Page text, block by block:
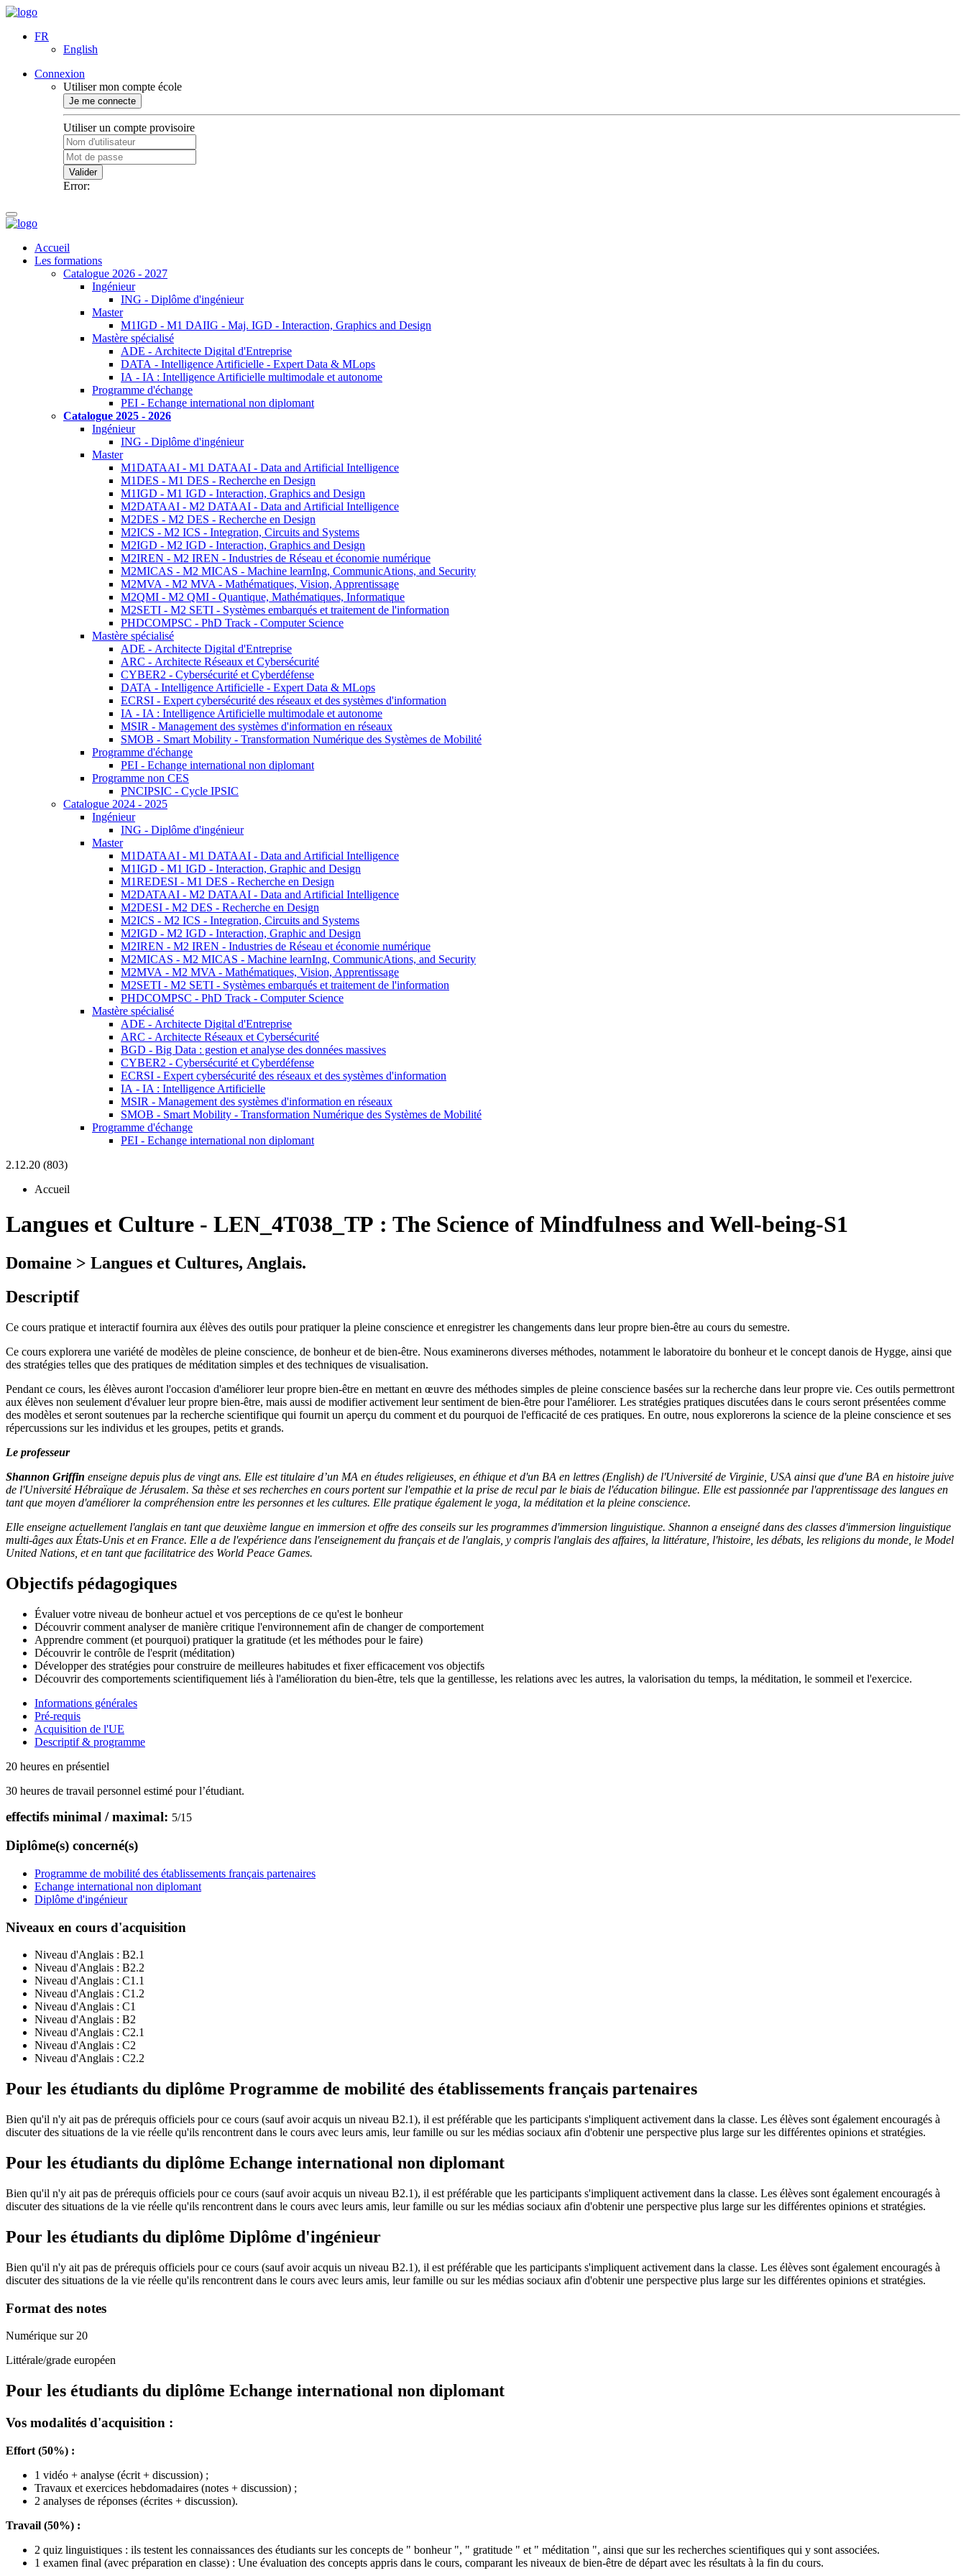
FR
English
Connexion
Utiliser mon compte école
Je me connecte
Utiliser un compte provisoire
Valider
Error:
Accueil
Les formations
Catalogue 2026 - 2027
Ingénieur
ING - Diplôme d'ingénieur
Master
M1IGD - M1 DAIIG - Maj. IGD - Interaction, Graphics and Design
Mastère spécialisé
ADE - Architecte Digital d'Entreprise
DATA - Intelligence Artificielle - Expert Data & MLops
IA - IA : Intelligence Artificielle multimodale et autonome
Programme d'échange
PEI - Echange international non diplomant
Catalogue 2025 - 2026
Ingénieur
ING - Diplôme d'ingénieur
Master
M1DATAAI - M1 DATAAI - Data and Artificial Intelligence
M1DES - M1 DES - Recherche en Design
M1IGD - M1 IGD - Interaction, Graphics and Design
M2DATAAI - M2 DATAAI - Data and Artificial Intelligence
M2DES - M2 DES - Recherche en Design
M2ICS - M2 ICS - Integration, Circuits and Systems
M2IGD - M2 IGD - Interaction, Graphics and Design
M2IREN - M2 IREN - Industries de Réseau et économie numérique
M2MICAS - M2 MICAS - Machine learnIng, CommunicAtions, and Security
M2MVA - M2 MVA - Mathématiques, Vision, Apprentissage
M2QMI - M2 QMI - Quantique, Mathématiques, Informatique
M2SETI - M2 SETI - Systèmes embarqués et traitement de l'information
PHDCOMPSC - PhD Track - Computer Science
Mastère spécialisé
ADE - Architecte Digital d'Entreprise
ARC - Architecte Réseaux et Cybersécurité
CYBER2 - Cybersécurité et Cyberdéfense
DATA - Intelligence Artificielle - Expert Data & MLops
ECRSI - Expert cybersécurité des réseaux et des systèmes d'information
IA - IA : Intelligence Artificielle multimodale et autonome
MSIR - Management des systèmes d'information en réseaux
SMOB - Smart Mobility - Transformation Numérique des Systèmes de Mobilité
Programme d'échange
PEI - Echange international non diplomant
Programme non CES
PNCIPSIC - Cycle IPSIC
Catalogue 2024 - 2025
Ingénieur
ING - Diplôme d'ingénieur
Master
M1DATAAI - M1 DATAAI - Data and Artificial Intelligence
M1IGD - M1 IGD - Interaction, Graphic and Design
M1REDESI - M1 DES - Recherche en Design
M2DATAAI - M2 DATAAI - Data and Artificial Intelligence
M2DESI - M2 DES - Recherche en Design
M2ICS - M2 ICS - Integration, Circuits and Systems
M2IGD - M2 IGD - Interaction, Graphic and Design
M2IREN - M2 IREN - Industries de Réseau et économie numérique
M2MICAS - M2 MICAS - Machine learnIng, CommunicAtions, and Security
M2MVA - M2 MVA - Mathématiques, Vision, Apprentissage
M2SETI - M2 SETI - Systèmes embarqués et traitement de l'information
PHDCOMPSC - PhD Track - Computer Science
Mastère spécialisé
ADE - Architecte Digital d'Entreprise
ARC - Architecte Réseaux et Cybersécurité
BGD - Big Data : gestion et analyse des données massives
CYBER2 - Cybersécurité et Cyberdéfense
ECRSI - Expert cybersécurité des réseaux et des systèmes d'information
IA - IA : Intelligence Artificielle
MSIR - Management des systèmes d'information en réseaux
SMOB - Smart Mobility - Transformation Numérique des Systèmes de Mobilité
Programme d'échange
PEI - Echange international non diplomant
2.12.20 (803)
Accueil
Langues et Culture - LEN_4T038_TP : The Science of Mindfulness and Well-being-S1
Domaine > Langues et Cultures, Anglais.
Descriptif
Ce cours pratique et interactif fournira aux élèves des outils pour pratiquer la pleine conscience et enregistrer les changements dans leur propre bien-être au cours du semestre.
Ce cours explorera une variété de modèles de pleine conscience, de bonheur et de bien-être. Nous examinerons diverses méthodes, notamment le laboratoire du bonheur et le concept danois de Hygge, ainsi que
des stratégies telles que des pratiques de méditation simples et des techniques de visualisation.
Pendant ce cours, les élèves auront l'occasion d'améliorer leur propre bien-être en mettant en œuvre des méthodes simples de pleine conscience basées sur la recherche dans leur propre vie. Ces outils permettront
aux élèves non seulement d'évaluer leur propre bien-être, mais aussi de modifier activement leur sentiment de bien-être pour l'améliorer. Les stratégies pratiques discutées dans le cours seront présentées comme
des modèles et seront soutenues par la recherche scientifique qui fournit un aperçu du comment et du pourquoi de l'efficacité de ces pratiques. En outre, nous explorerons la science de la pleine conscience et ses
répercussions sur les individus et les groupes, petits et grands.
Le professeur
Shannon Griffin enseigne depuis plus de vingt ans. Elle est titulaire d’un MA en études religieuses, en éthique et d'un BA en lettres (English) de l'Université de Virginie, USA ainsi que d'une BA en histoire juive
de l'Université Hébraïque de Jérusalem. Sa thèse et ses recherches en cours portent sur l'empathie et la prise de recul par le biais de l'éducation bilingue. Elle est passionnée par l'apprentissage des langues en
tant que moyen d'améliorer la compréhension entre les personnes et les cultures. Elle pratique également le yoga, la méditation et la pleine conscience.
Elle enseigne actuellement l'anglais en tant que deuxième langue en immersion et offre des conseils sur les programmes d'immersion linguistique. Shannon a enseigné dans des classes d'immersion linguistique
multi-âges aux États-Unis et en France. Elle a de l'expérience dans l'enseignement du français et de l'anglais, y compris l'anglais des affaires, la littérature, l'histoire, les débats, les religions du monde, le Model
United Nations, et en tant que facilitatrice des World Peace Games.
Objectifs pédagogiques
Évaluer votre niveau de bonheur actuel et vos perceptions de ce qu'est le bonheur
Découvrir comment analyser de manière critique l'environnement afin de changer de comportement
Apprendre comment (et pourquoi) pratiquer la gratitude (et les méthodes pour le faire)
Découvrir le contrôle de l'esprit (méditation)
Développer des stratégies pour construire de meilleures habitudes et fixer efficacement vos objectifs
Découvrir des comportements scientifiquement liés à l'amélioration du bien-être, tels que la gentillesse, les relations avec les autres, la valorisation du temps, la méditation, le sommeil et l'exercice.
Informations générales
Pré-requis
Acquisition de l'UE
Descriptif & programme
20 heures en présentiel
30 heures de travail personnel estimé pour l’étudiant.
effectifs minimal / maximal: 5/15
Diplôme(s) concerné(s)
Programme de mobilité des établissements français partenaires
Echange international non diplomant
Diplôme d'ingénieur
Niveaux en cours d'acquisition
Niveau d'Anglais : B2.1
Niveau d'Anglais : B2.2
Niveau d'Anglais : C1.1
Niveau d'Anglais : C1.2
Niveau d'Anglais : C1
Niveau d'Anglais : B2
Niveau d'Anglais : C2.1
Niveau d'Anglais : C2
Niveau d'Anglais : C2.2
Pour les étudiants du diplôme Programme de mobilité des établissements français partenaires
Bien qu'il n'y ait pas de prérequis officiels pour ce cours (sauf avoir acquis un niveau B2.1), il est préférable que les participants s'impliquent activement dans la classe. Les élèves sont également encouragés à
discuter des situations de la vie réelle qu'ils rencontrent dans le cours avec leurs amis, leur famille ou sur les médias sociaux afin d'obtenir une perspective plus large sur les différentes opinions et stratégies.
Pour les étudiants du diplôme Echange international non diplomant
Bien qu'il n'y ait pas de prérequis officiels pour ce cours (sauf avoir acquis un niveau B2.1), il est préférable que les participants s'impliquent activement dans la classe. Les élèves sont également encouragés à
discuter des situations de la vie réelle qu'ils rencontrent dans le cours avec leurs amis, leur famille ou sur les médias sociaux afin d'obtenir une perspective plus large sur les différentes opinions et stratégies.
Pour les étudiants du diplôme Diplôme d'ingénieur
Bien qu'il n'y ait pas de prérequis officiels pour ce cours (sauf avoir acquis un niveau B2.1), il est préférable que les participants s'impliquent activement dans la classe. Les élèves sont également encouragés à
discuter des situations de la vie réelle qu'ils rencontrent dans le cours avec leurs amis, leur famille ou sur les médias sociaux afin d'obtenir une perspective plus large sur les différentes opinions et stratégies.
Format des notes
Numérique sur 20
Littérale/grade européen
Pour les étudiants du diplôme Echange international non diplomant
Vos modalités d'acquisition :
Effort (50%) :
1 vidéo + analyse (écrit + discussion) ;
Travaux et exercices hebdomadaires (notes + discussion) ;
2 analyses de réponses (écrites + discussion).
Travail (50%) :
2 quiz linguistiques : ils testent les connaissances des étudiants sur les concepts de " bonheur ", " gratitude " et " méditation ", ainsi que sur les recherches scientifiques qui y sont associées.
1 examen final (avec préparation en classe) : Une évaluation des concepts appris dans le cours, comparant les niveaux de bien-être de départ avec les résultats à la fin du cours.